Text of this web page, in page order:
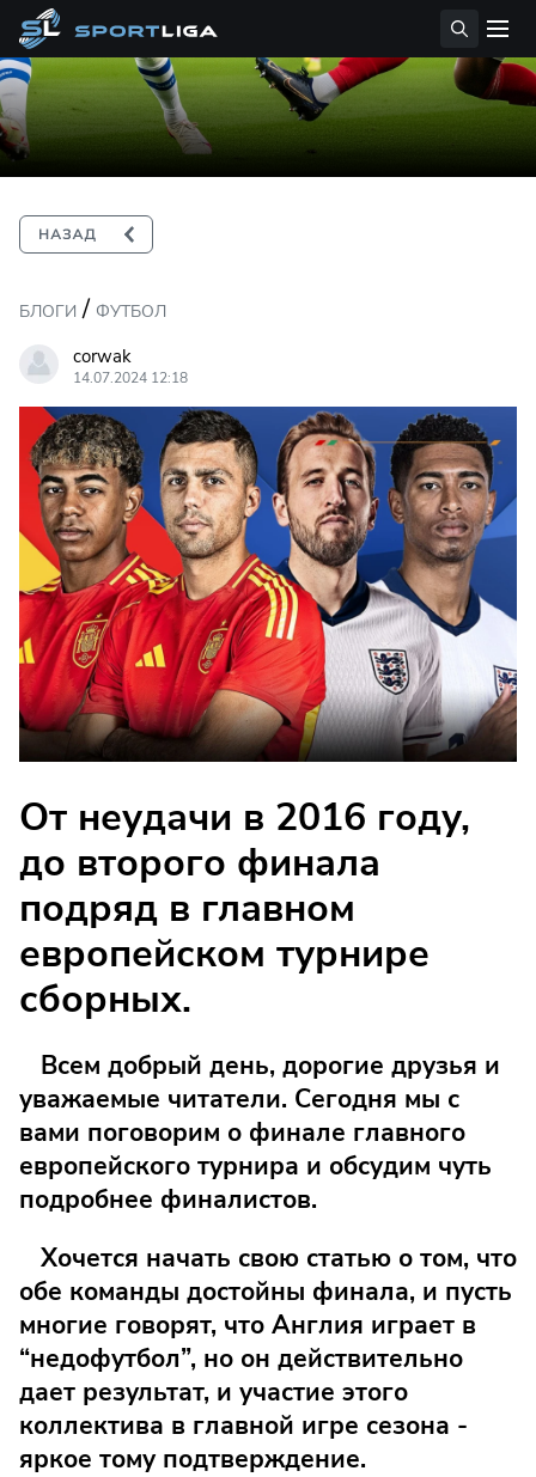
БЛОГИ / ФУТБОЛ
corwak
14.07.2024 12:18
От неудачи в 2016 году,
до второго финала
подряд в главном
европейском турнире
сборных.
Всем добрый день, дорогие друзья и
уважаемые читатели. Сегодня мы с
вами поговорим о финале главного
европейского турнира и обсудим чуть
подробнее финалистов.
Хочется начать свою статью о том, что
обе команды достойны финала, и пусть
многие говорят, что Англия играет в
“недофутбол”, но он действительно
дает результат, и участие этого
коллектива в главной игре сезона -
яркое тому подтверждение.